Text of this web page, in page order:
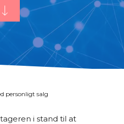
personligt salg
i stand til at